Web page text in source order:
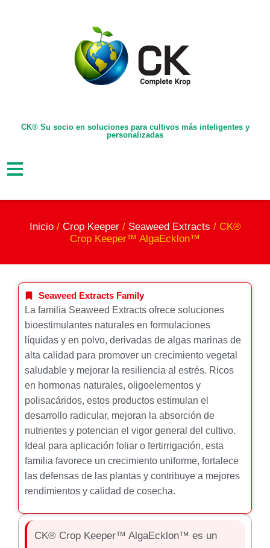
CK® Su socio en soluciones para cultivos más inteligentes y
personalizadas
Inicio/ Crop Keeper/ Seaweed Extracts / CK®
Crop Keeper™ AlgaEcklon™
Seaweed Extracts Family
La familia Seaweed Extracts ofrece soluciones
bioestimulantes naturales en formulaciones
líquidas y en polvo, derivadas de algas marinas de
alta calidad para promover un crecimiento vegetal
saludable y mejorar la resiliencia al estrés. Ricos
en hormonas naturales, oligoelementos y
polisacáridos, estos productos estimulan el
desarrollo radicular, mejoran la absorción de
nutrientes y potencian el vigor general del cultivo.
Ideal para aplicación foliar o fertirrigación, esta
familia favorece un crecimiento uniforme, fortalece
las defensas de las plantas y contribuye a mejores
rendimientos y calidad de cosecha.
CK® Crop Keeper™ AlgaEcklon™ es un